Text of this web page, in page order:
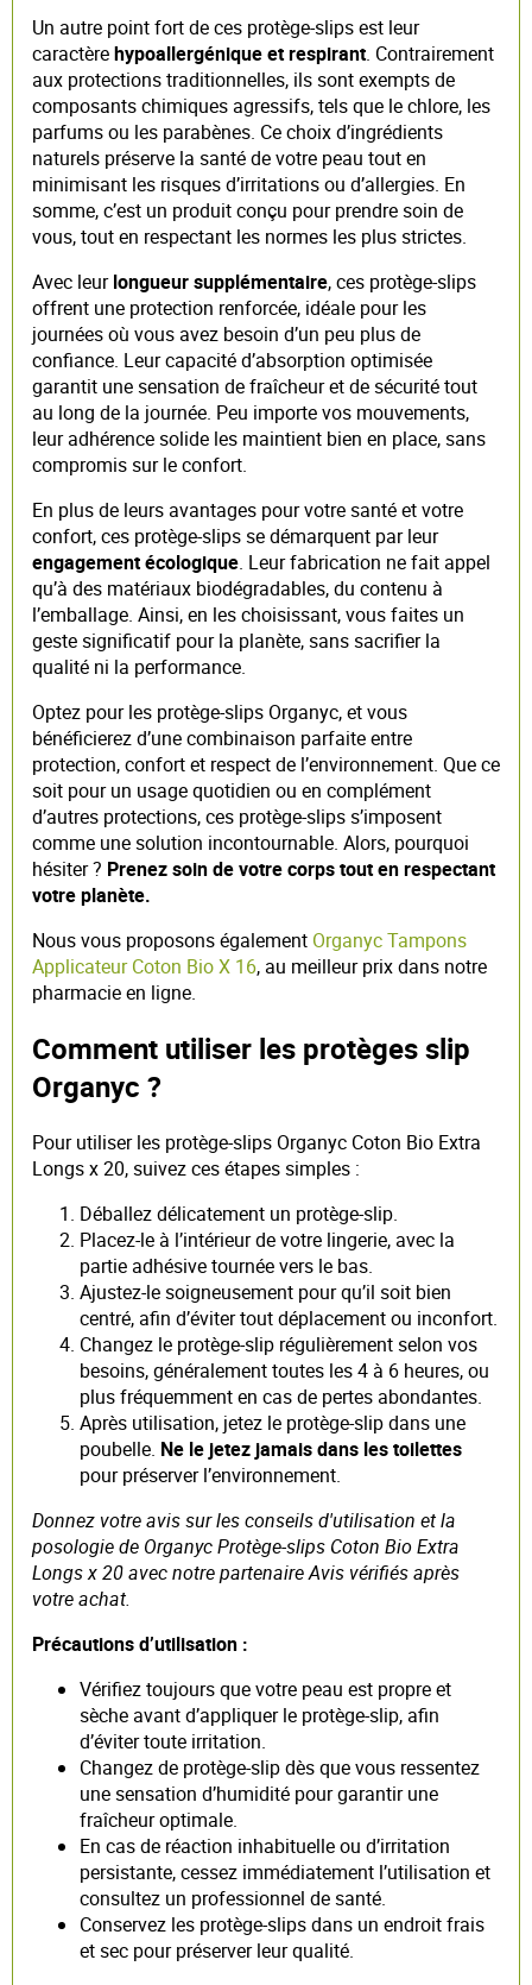
Un autre point fort de ces protège-slips est leur
caractèrehypoallergénique et respirant. Contrairement
aux protections traditionnelles, ils sont exempts de
composants chimiques agressifs, tels que le chlore, les
parfums ou les parabènes. Ce choix d’ingrédients
naturels préserve la santé de votre peau tout en
minimisant les risques d’irritations ou d’allergies. En
somme, c’est un produit conçu pour prendre soin de
vous, tout en respectant les normes les plus strictes.
Avec leurlongueur supplémentaire, ces protège-slips
offrent une protection renforcée, idéale pour les
journées où vous avez besoin d’un peu plus de
confiance. Leur capacité d’absorption optimisée
garantit une sensation de fraîcheur et de sécurité tout
au long de la journée. Peu importe vos mouvements,
leur adhérence solide les maintient bien en place, sans
compromis sur le confort.
En plus de leurs avantages pour votre santé et votre
confort, ces protège-slips se démarquent par leur
engagement écologique. Leur fabrication ne fait appel
qu’à des matériaux biodégradables, du contenu à
l’emballage. Ainsi, en les choisissant, vous faites un
geste significatif pour la planète, sans sacrifier la
qualité ni la performance.
Optez pour les protège-slips Organyc, et vous
bénéficierez d’une combinaison parfaite entre
protection, confort et respect de l’environnement. Que ce
soit pour un usage quotidien ou en complément
d’autres protections, ces protège-slips s’imposent
comme une solution incontournable. Alors, pourquoi
hésiter ? Prenez soin de votre corps tout en respectant
votre planète.
Nous vous proposons également Organyc Tampons
Applicateur Coton Bio X 16, au meilleur prix dans notre
pharmacie en ligne.
Comment utiliser les protèges slip
Organyc ?
Pour utiliser les protège-slips Organyc Coton Bio Extra
Longs x 20, suivez ces étapes simples :
Déballez délicatement un protège-slip.
Placez-le à l’intérieur de votre lingerie, avec la
partie adhésive tournée vers le bas.
Ajustez-le soigneusement pour qu’il soit bien
centré, afin d’éviter tout déplacement ou inconfort.
Changez le protège-slip régulièrement selon vos
besoins, généralement toutes les 4 à 6 heures, ou
plus fréquemment en cas de pertes abondantes.
Après utilisation, jetez le protège-slip dans une
poubelle. Ne le jetez jamais dans les toilettes
pour préserver l’environnement.
Donnez votre avis sur les conseils d'utilisation et la
posologie de Organyc Protège-slips Coton Bio Extra
Longs x 20 avec notre partenaire Avis vérifiés après
votre achat.
Précautions d’utilisation :
Vérifiez toujours que votre peau est propre et
sèche avant d’appliquer le protège-slip, afin
d’éviter toute irritation.
Changez de protège-slip dès que vous ressentez
une sensation d’humidité pour garantir une
fraîcheur optimale.
En cas de réaction inhabituelle ou d’irritation
persistante, cessez immédiatement l’utilisation et
consultez un professionnel de santé.
Conservez les protège-slips dans un endroit frais
et sec pour préserver leur qualité.